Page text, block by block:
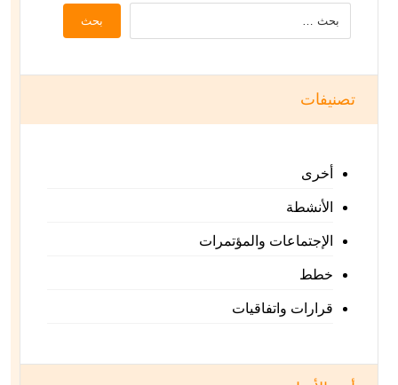
بحث
تصنيفات
أخرى
الأنشطة
الإجتماعات والمؤتمرات
خطط
قرارات واتفاقيات